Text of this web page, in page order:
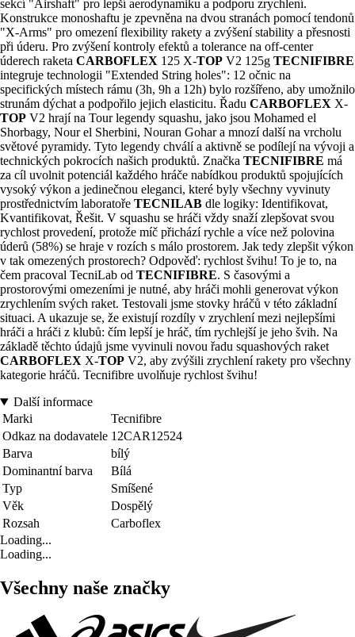
sekcí "Airshaft" pro lepší aerodynamiku a podporu zrychlení.
Konstrukce monoshaftu je zpevněna na dvou stranách pomocí tendonů
"X-Arms" pro omezení flexibility rakety a zvýšení stability a přesnosti
při úderu. Pro zvýšení kontroly efektů a tolerance na off-center
úderech raketa CARBOFLEX 125 X-TOP V2 125g TECNIFIBRE
integruje technologii "Extended String holes": 12 očnic na
specifických místech rámu (3h, 9h a 12h) bylo rozšířeno, aby umožnilo
strunám dýchat a podpořilo jejich elasticitu. Řadu CARBOFLEX X-
TOP V2 hrají na Tour legendy squashu, jako jsou Mohamed el
Shorbagy, Nour el Sherbini, Nouran Gohar a mnozí další na vrcholu
světové pyramidy. Tyto legendy chválí a aktivně se podílejí na vývoji a
technických pokrocích našich produktů. Značka TECNIFIBRE má
za cíl uvolnit potenciál každého hráče nabídkou produktů spojujících
vysoký výkon a jedinečnou eleganci, které byly všechny vyvinuty
prostřednictvím laboratoře TECNILAB dle logiky: Identifikovat,
Kvantifikovat, Řešit. V squashu se hráči vždy snaží zlepšovat svou
rychlost provedení, protože míč přichází rychle a více než polovina
úderů (58%) se hraje v rozích s málo prostorem. Jak tedy zlepšit výkon
v tak omezených prostorech? Odpověď: rychlost švihu! To je to, na
čem pracoval TecniLab od TECNIFIBRE. S časovými a
prostorovými omezeními je nutné, aby hráči mohli generovat výkon
zrychlením svých raket. Testovali jsme stovky hráčů v této základní
situaci. A ukazuje se, že existují rozdíly v zrychlení mezi nejlepšími
hráči a hráči z klubů: čím lepší je hráč, tím rychlejší je jeho švih. Na
základě těchto údajů jsme vyvinuli novou řadu squashových raket
CARBOFLEX X-TOP V2, aby zvýšili zrychlení rakety pro všechny
kategorie hráčů. Tecnifibre uvolňuje rychlost švihu!
Další informace
Marki
Tecnifibre
Odkaz na dodavatele 12CAR12524
Barva
bílý
Dominantní barva
Bílá
Typ
Smíšené
Věk
Dospělý
Rozsah
Carboflex
Loading...
Loading...
Všechny naše značky